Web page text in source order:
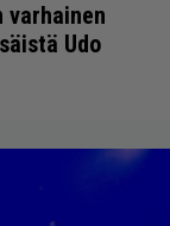
varhainen
Udo